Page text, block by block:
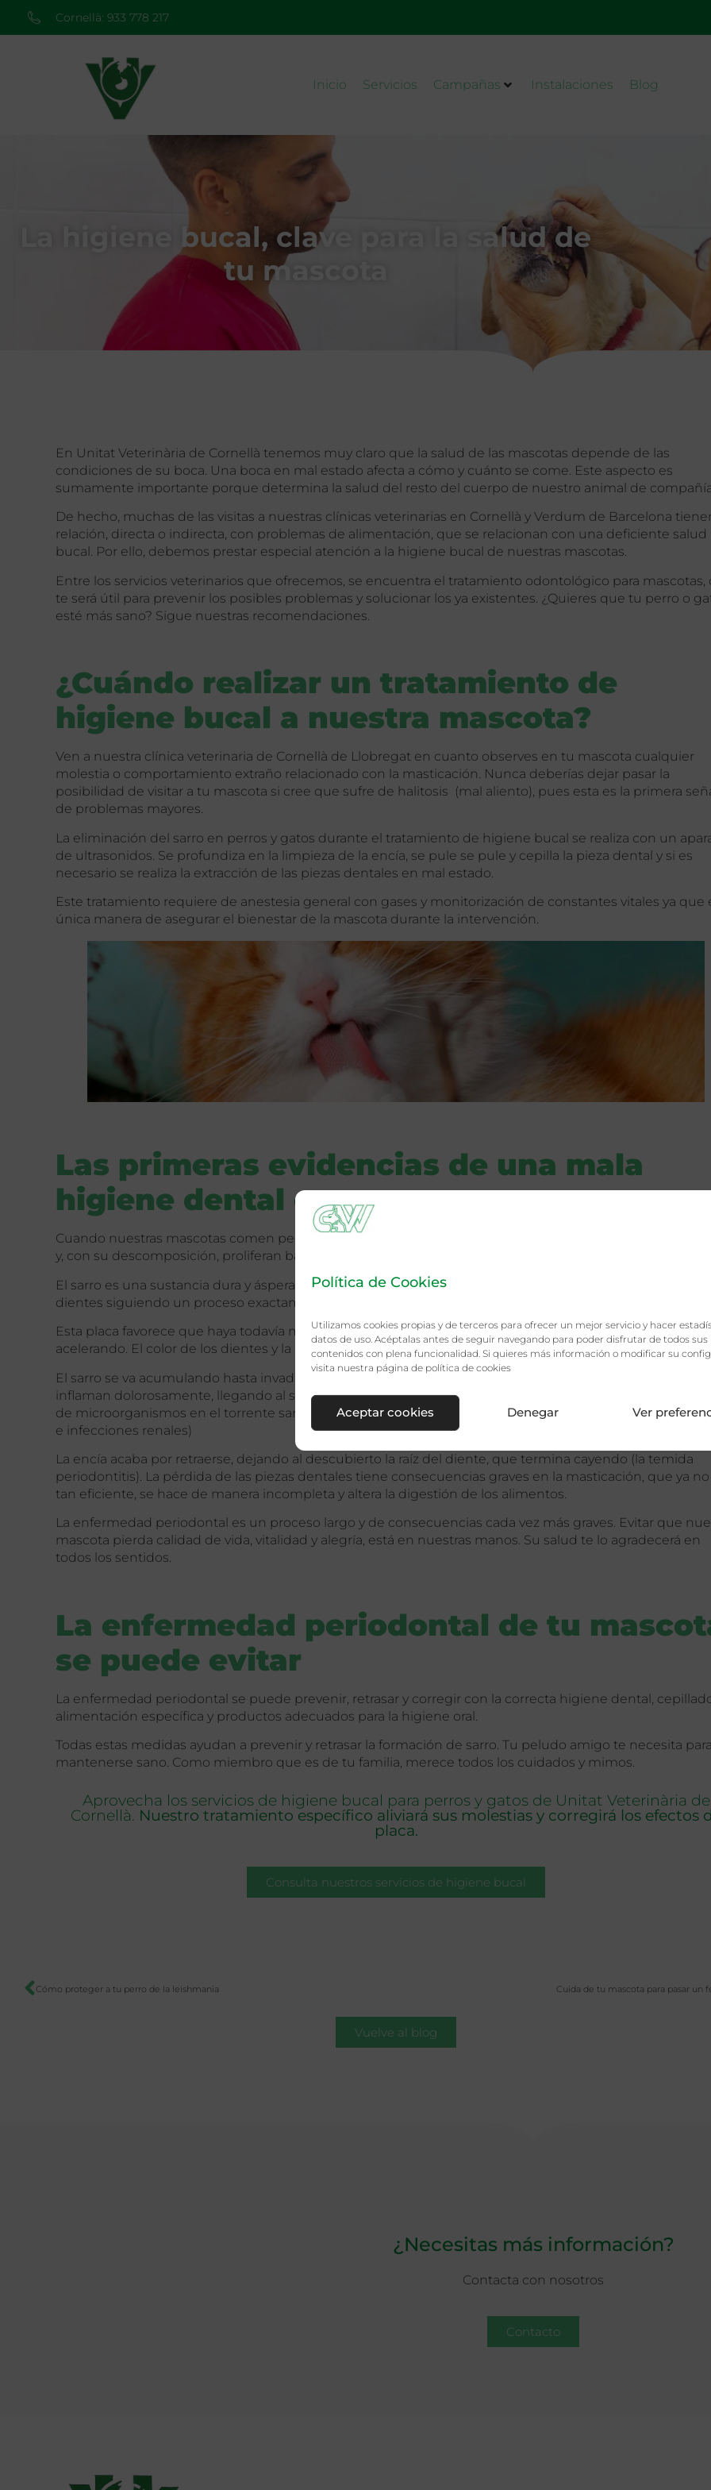
Política de Cookies
Utilizamos cookies propias y de terceros para ofrecer un mejor servicio y hacer
datos de uso. Acéptalas antes de seguir navegando para poder disfrutar de todos sus
contenidos con plena funcionalidad. Si quieres más información o modificar su
visita nuestra página de política de cookies
Aceptar cookies Denegar Ver
Cornellà: 933 778 217
Inicio Servicios Campañas Instalaciones Blog
La higiene bucal, clave para la salud de
tu mascota
En Unitat Veterinària de Cornellà tenemos muy claro que la salud de las mascotas depende de las
condiciones de su boca. Una boca en mal estado afecta a cómo y cuánto se come. Este aspecto es
sumamente importante porque determina la salud del resto del cuerpo de nuestro animal de
De hecho, muchas de las visitas a nuestras clínicas veterinarias en Cornellà y Verdum de Barcelona
relación, directa o indirecta, con problemas de alimentación, que se relacionan con una deficiente salud
bucal. Por ello, debemos prestar especial atención a la higiene bucal de nuestras mascotas.
Entre los servicios veterinarios que ofrecemos, se encuentra el tratamiento odontológico para mascotas,
te será útil para prevenir los posibles problemas y solucionar los ya existentes. ¿Quieres que tu perro o
esté más sano? Sigue nuestras recomendaciones.
¿Cuándo realizar un tratamiento de
higiene bucal a nuestra mascota?
Ven a nuestra clínica veterinaria de Cornellà de Llobregat en cuanto observes en tu mascota cualquier
molestia o comportamiento extraño relacionado con la masticación. Nunca deberías dejar pasar la
posibilidad de visitar a tu mascota si cree que sufre de halitosis (mal aliento), pues esta es la primera
de problemas mayores.
La eliminación del sarro en perros y gatos durante el tratamiento de higiene bucal se realiza con un
de ultrasonidos. Se profundiza en la limpieza de la encía, se pule se pule y cepilla la pieza dental y si es
necesario se realiza la extracción de las piezas dentales en mal estado.
Este tratamiento requiere de anestesia general con gases y monitorización de constantes vitales ya que
única manera de asegurar el bienestar de la mascota durante la intervención.
Las primeras evidencias de una mala
higiene dental en tu mascota
Cuando nuestras mascotas comen pequeñas partículas de alimento se depositan entre las piezas
y, con su descomposición, proliferan bacterias productoras de placa bacteriana o sarro.
El sarro es una sustancia dura y áspera de color amarillento, marrón o incluso verdoso que se acumula en
dientes siguiendo un proceso exactamente igual que en el caso de los humanos.
Esta placa favorece que haya todavía más bacterias, de modo que estamos ante un círculo vicioso que
acelerando. El color de los dientes y la halitosis son los primeros indicios.
El sarro se va acumulando hasta invadir la pieza dental y afectar a la encía, provocando gingivitis. Estas se
inflaman dolorosamente, llegando al sangrado y a la posible formación de úlceras. Estas permiten la
de microorganismos en el torrente sanguíneo del animal, lo que lleva a peligrosas infecciones.
e infecciones renales)
La encía acaba por retraerse, dejando al descubierto la raíz del diente, que termina cayendo (la temida
periodontitis). La pérdida de las piezas dentales tiene consecuencias graves en la masticación, que ya no
tan eficiente, se hace de manera incompleta y altera la digestión de los alimentos.
La enfermedad periodontal es un proceso largo y de consecuencias cada vez más graves. Evitar que
mascota pierda calidad de vida, vitalidad y alegría, está en nuestras manos. Su salud te lo agradecerá en
todos los sentidos.
La enfermedad periodontal de tu
se puede evitar
La enfermedad periodontal se puede prevenir, retrasar y corregir con la correcta higiene dental,
alimentación específica y productos adecuados para la higiene oral.
Todas estas medidas ayudan a prevenir y retrasar la formación de sarro. Tu peludo amigo te necesita para
mantenerse sano. Como miembro que es de tu familia, merece todos los cuidados y mimos.
Aprovecha los servicios de higiene bucal para perros y gatos de Unitat Veterinària de
Cornellà. Nuestro tratamiento específico aliviará sus molestias y corregirá los efectos
placa.
Consulta nuestros servicios de higiene bucal
Cómo proteger a tu perro de la leishmania Cuida de tu mascota para pasar un
Vuelve al blog
¿Necesitas más información?
Contacta con nosotros
Contacto